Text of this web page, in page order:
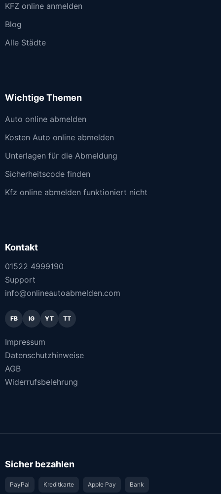
KFZ online anmelden
Blog
Alle Städte
Wichtige Themen
Auto online abmelden
Kosten Auto online abmelden
Unterlagen für die Abmeldung
Sicherheitscode finden
Kfz online abmelden funktioniert nicht
Kontakt
01522 4999190
Support
info@onlineautoabmelden.com
FB IG YT TT
Impressum
Datenschutzhinweise
AGB
Widerrufsbelehrung
Sicher bezahlen
PayPal Kreditkarte Apple Pay Bank